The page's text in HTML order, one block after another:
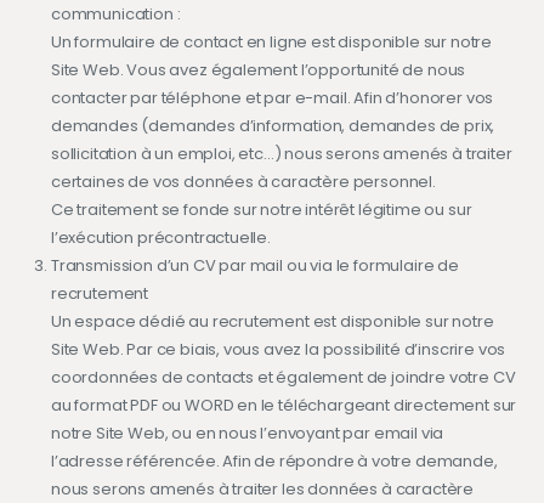
communication :
Un formulaire de contact en ligne est disponible sur notre
Site Web. Vous avez également l’opportunité de nous
contacter par téléphone et par e-mail. Afin d’honorer vos
demandes (demandes d’information, demandes de prix,
sollicitation à un emploi, etc…) nous serons amenés à traiter
certaines de vos données à caractère personnel.
Ce traitement se fonde sur notre intérêt légitime ou sur
l’exécution précontractuelle.
Transmission d’un CV par mail ou via le formulaire de
recrutement
Un espace dédié au recrutement est disponible sur notre
Site Web. Par ce biais, vous avez la possibilité d’inscrire vos
coordonnées de contacts et également de joindre votre CV
au format PDF ou WORD en le téléchargeant directement sur
notre Site Web, ou en nous l’envoyant par email via
l’adresse référencée. Afin de répondre à votre demande,
nous serons amenés à traiter les données à caractère